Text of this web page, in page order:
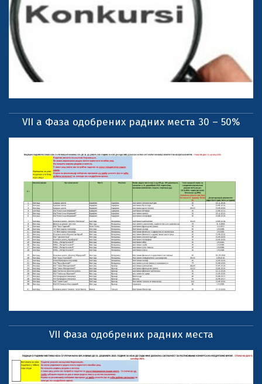
VII a Фаза одобрених радних места 30 – 50%
VII Фаза одобрених радних места